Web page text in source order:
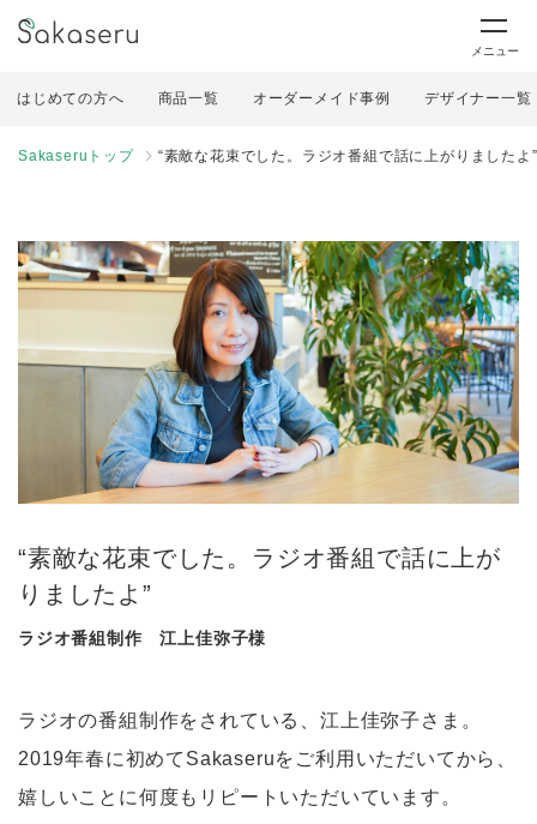
メニュー
はじめての方へ 商品一覧 オーダーメイド事例 デザイナー一覧
Sakaseruトップ “素敵な花束でした。ラジオ番組で話に上がりましたよ”
“素敵な花束でした。ラジオ番組で話に上が
りましたよ”
ラジオ番組制作 江上佳弥子様
ラジオの番組制作をされている、江上佳弥子さま。
2019年春に初めてSakaseruをご利用いただいてから、
嬉しいことに何度もリピートいただいています。